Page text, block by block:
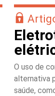
O uso de
alternativa
saúde,